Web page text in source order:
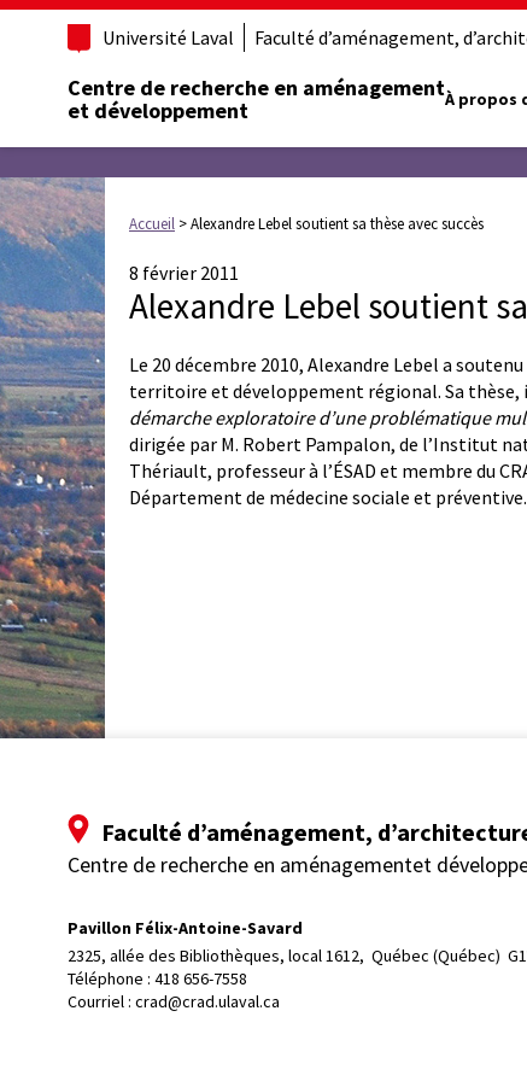
Université Laval Faculté d’aménagement,
Centre de recherche en aménagement
et développement
À propos
Accueil >Alexandre Lebel soutient sa thèse avec succès
8 février 2011
Alexandre Lebel soutient
Le 20 décembre 2010, Alexandre Lebel a
territoire et développement régional. Sa thèse,
démarche exploratoire d’une problématique
dirigée par M. Robert Pampalon, de l’Institut
Thériault, professeur à l’ÉSAD et membre du
Département de médecine sociale et préventive.
Faculté d’aménagement,
Centre de recherche en aménagementet
Pavillon Félix-Antoine-Savard
2325, allée des Bibliothèques, local 1612, Québec (Québec)
Téléphone : 418 656-7558
Courriel : crad@crad.ulaval.ca